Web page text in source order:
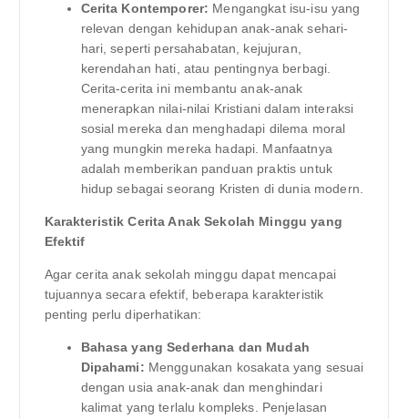
Cerita Kontemporer: Mengangkat isu-isu yang
relevan dengan kehidupan anak-anak sehari-
hari, seperti persahabatan, kejujuran,
kerendahan hati, atau pentingnya berbagi.
Cerita-cerita ini membantu anak-anak
menerapkan nilai-nilai Kristiani dalam interaksi
sosial mereka dan menghadapi dilema moral
yang mungkin mereka hadapi. Manfaatnya
adalah memberikan panduan praktis untuk
hidup sebagai seorang Kristen di dunia modern.
Karakteristik Cerita Anak Sekolah Minggu yang
Efektif
Agar cerita anak sekolah minggu dapat mencapai
tujuannya secara efektif, beberapa karakteristik
penting perlu diperhatikan:
Bahasa yang Sederhana dan Mudah
Dipahami: Menggunakan kosakata yang sesuai
dengan usia anak-anak dan menghindari
kalimat yang terlalu kompleks. Penjelasan